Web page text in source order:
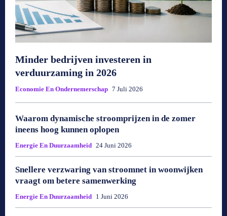
Minder bedrijven investeren in
verduurzaming in 2026
Economie En Ondernemerschap 7 Juli 2026
Waarom dynamische stroomprijzen in de zomer
ineens hoog kunnen oplopen
Energie En Duurzaamheid 24 Juni 2026
Snellere verzwaring van stroomnet in woonwijken
vraagt om betere samenwerking
Energie En Duurzaamheid 1 Juni 2026